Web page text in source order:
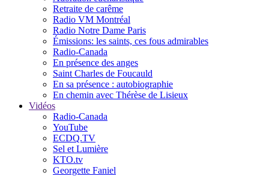
Retraite de carême
Radio VM Montréal
Radio Notre Dame Paris
Émissions: les saints, ces fous admirables
Radio-Canada
En présence des anges
Saint Charles de Foucauld
En sa présence : autobiographie
En chemin avec Thérèse de Lisieux
Vidéos
Radio-Canada
YouTube
ECDQ.TV
Sel et Lumière
KTO.tv
Georgette Faniel